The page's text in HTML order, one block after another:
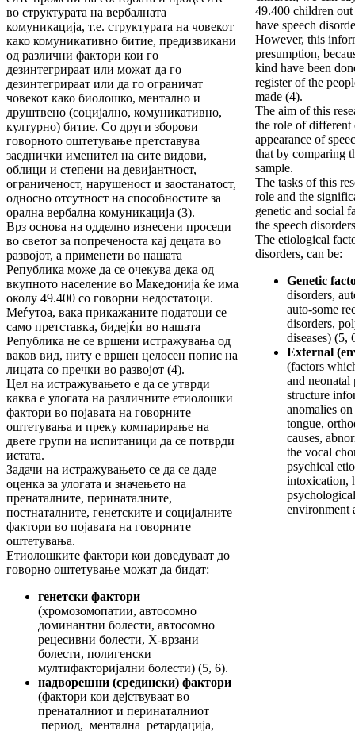
во структурата на вербалната
комуникација, т.е. структурата на човекот
како комуникативно битие, предизвикани
од различни фактори кои го
дезинтегрираат или можат да го
дезинтегрираат или да го ограничат
човекот како биолошко, ментално и
друштвено (социјално, комуникативно,
културно) битие. Со други зборови
говорното оштетување претставува
заеднички именител на сите видови,
облици и степени на девијантност,
ограниченост, нарушеност и заостанатост,
односно отсутност на способностите за
орална вербална комуникација (3).
Врз основа на одделно изнесени просеци
во светот за попреченоста кај децата во
развојот, а применети во нашата
Република може да се очекува дека од
вкупното население во Македонија ќе има
околу 49.400 со говорни недостатоци.
Меѓутоа, вака прикажаните податоци се
само претставка, бидејќи во нашата
Република не се вршени истражувања од
ваков вид, ниту е вршен целосен попис на
лицата со пречки во развојот (4).
Цел на истражувањето е да се утврди
каква е улогата на различните етиолошки
фактори во појавата на говорните
оштетувања и преку компарирање на
двете групи на испитаници да се потврди
истата.
Задачи на истражувањето се да се даде
оценка за улогата и значењето на
пренаталните, перинаталните,
постнаталните, генетските и социјалните
фактори во појавата на говорните
оштетувања.
Етиолошките фактори кои доведуваат до
говорно оштетување можат да бидат:
генетски фактори
(хромозомопатии, автосомно
доминантни болести, автосомно
рецесивни болести, Х-врзани
болести, полигенски
мултифакторијални болести) (5, 6).
надворешни (средински) фактори
(фактори кои дејствуваат во
пренаталниот и перинаталниот
период, ментална ретардација,
49.400 children
have speech
However, this
presumption,
kind have been
register of the
made (4).
The aim of this
the role of different
appearance of
that by comparing
sample.
The tasks of this
role and the
genetic and social
the speech
The etiological
disorders, can be:
Genetic
disorders,
auto-some
disorders,
diseases) (5,
External
(factors
and neonatal
structure
anomalies
tongue,
causes,
the vocal
psychical
intoxication,
environment